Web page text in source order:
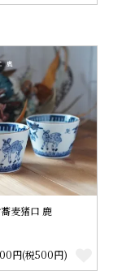
麦猪口 鹿
円(税500円)